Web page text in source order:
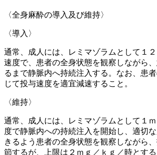
〈全身麻酔の導入及び維持〉
〈導入〉
通常、成人には、レミマゾラムとして１
速度で、患者の全身状態を観察しながら
るまで静脈内へ持続注入する。なお、患
じて投与速度を適宜減速すること。
〈維持〉
通常、成人には、レミマゾラムとして１
度で静脈内への持続注入を開始し、適切
きるよう患者の全身状態を観察しながら
節するが、上限は２ｍｇ／ｋｇ／時とす